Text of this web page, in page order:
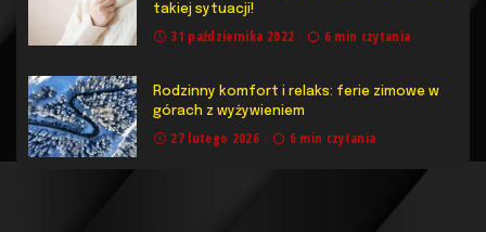
takiej sytuacji!
31 października 2022 6 min czytania
Rodzinny komfort i relaks: ferie zimowe w
górach z wyżywieniem
27 lutego 2026 6 min czytania